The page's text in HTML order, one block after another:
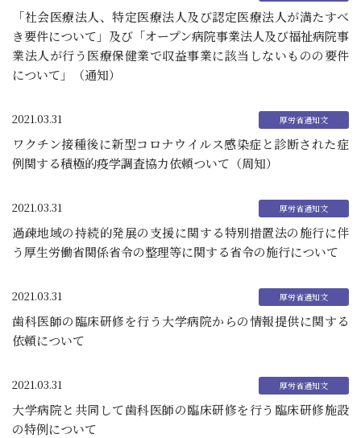
「社会医療法人、特定医療法人及び認定医療法人が満たすべ
き要件について」及び「オープン病院事業法人及び福祉病院事
業法人が行う医療保健業で収益事業に該当しないものの要件
について」（通知）
2021.03.31
ワクチン接種後に新型コロナウイルス感染症と診断された症
例関する積極的疫学調査協力依頼ついて（周知）
2021.03.31
過疎地域の持続的発展の支援に関する特別措置法の施行に伴
う厚生労働省関係省令の整理等に関する省令の施行について
2021.03.31
歯科医師の臨床研修を行う大学病院からの情報提供に関する
依頼について
2021.03.31
大学病院と共同して歯科医師の臨床研修を行う臨床研修施設
の特例について